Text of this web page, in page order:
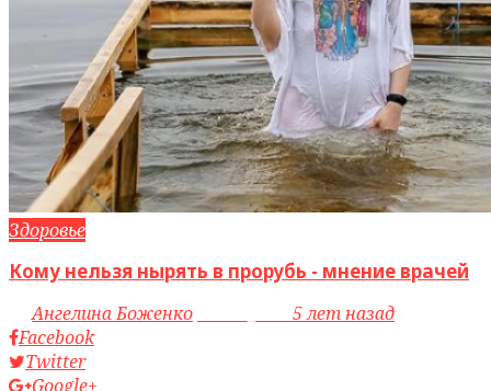
Здоровье
Кому нельзя нырять в прорубь - мнение врачей
byАнгелина Боженко
5 лет назад
Facebook
Twitter
Google+